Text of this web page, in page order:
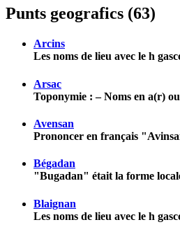
Punts geografics (63)
Arcins
Les noms de lieu avec le h
Arsac
Toponymie : – Noms en a(r)
Avensan
Prononcer en français
Bégadan
"Bugadan" était la forme
Blaignan
Les noms de lieu avec le h